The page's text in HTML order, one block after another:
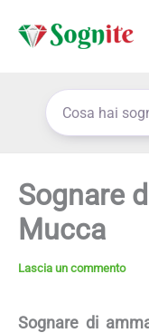
Sognare
Mucca
Lascia un commento
Sognare di